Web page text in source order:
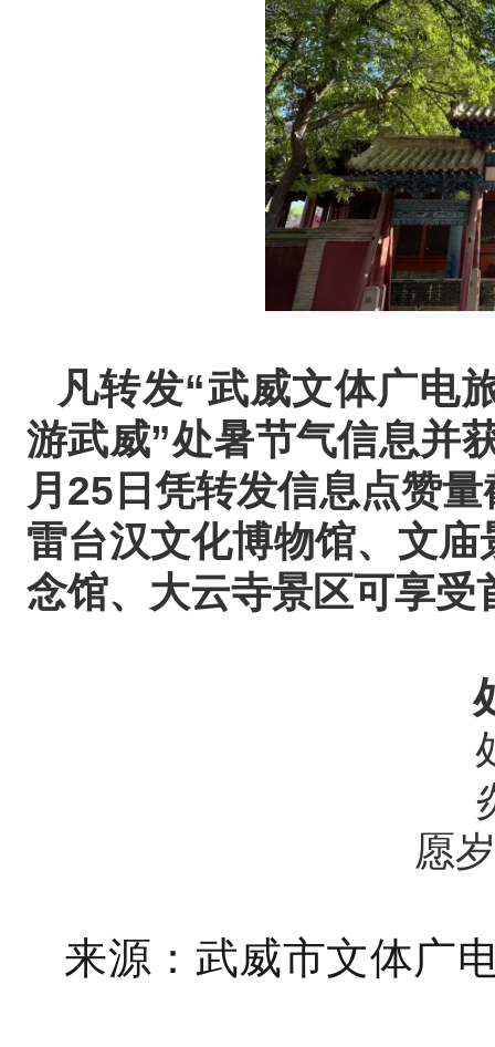
凡转发“武威文体广电
游武威”处暑节气信息并
月25日凭转发信息点赞
雷台汉文化博物馆、文
念馆、大云寺景区可享
愿
来源：武威市文体广